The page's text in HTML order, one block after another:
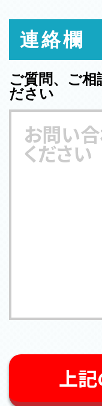
連絡欄
ご質問、ご相
ださい
上